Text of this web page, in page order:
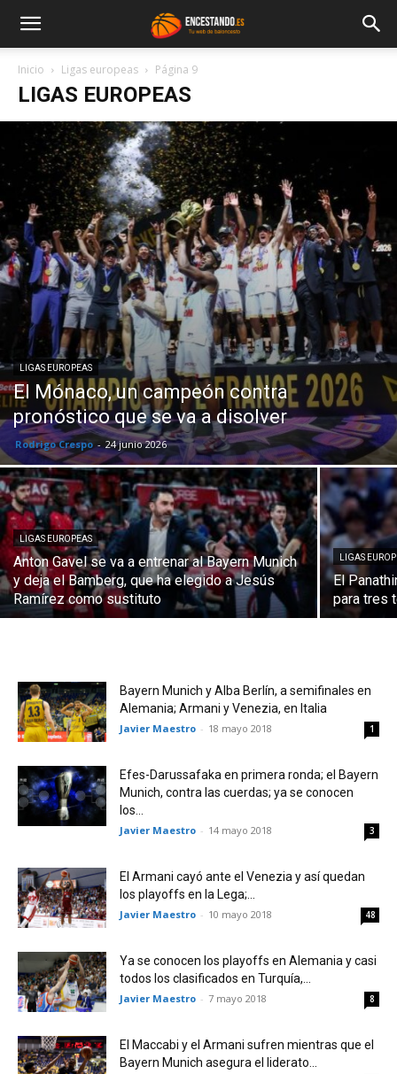
Inicio Ligas europeas Página 9
LIGAS EUROPEAS
LIGAS EUROPEAS
El Mónaco, un campeón contra
pronóstico que se va a disolver
Rodrigo Crespo - 24 junio 2026
LIGAS EUROPEAS
Anton Gavel se va a entrenar al Bayern Munich
y deja el Bamberg, que ha elegido a Jesús
Ramírez como sustituto
LIGAS
El
para tres
Bayern Munich y Alba Berlín, a semifinales en
Alemania; Armani y Venezia, en Italia
Javier Maestro - 18 mayo 2018 1
Efes-Darussafaka en primera ronda; el Bayern
Munich, contra las cuerdas; ya se conocen
los...
Javier Maestro - 14 mayo 2018 3
El Armani cayó ante el Venezia y así quedan
los playoffs en la Lega;...
Javier Maestro - 10 mayo 2018 48
Ya se conocen los playoffs en Alemania y casi
todos los clasificados en Turquía,...
Javier Maestro - 7 mayo 2018 8
El Maccabi y el Armani sufren mientras que el
Bayern Munich asegura el liderato...